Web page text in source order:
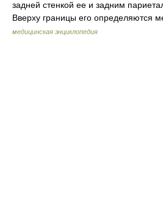
задней стенкой ее и задним
Вверху границы его
медицинская энциклопедия